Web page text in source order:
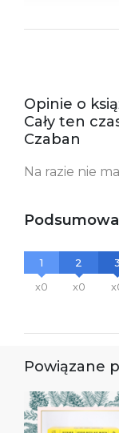
Opinie o
Cały ten
Czaban
Na razie nie
1
x0
2
x0
3
Powiązane